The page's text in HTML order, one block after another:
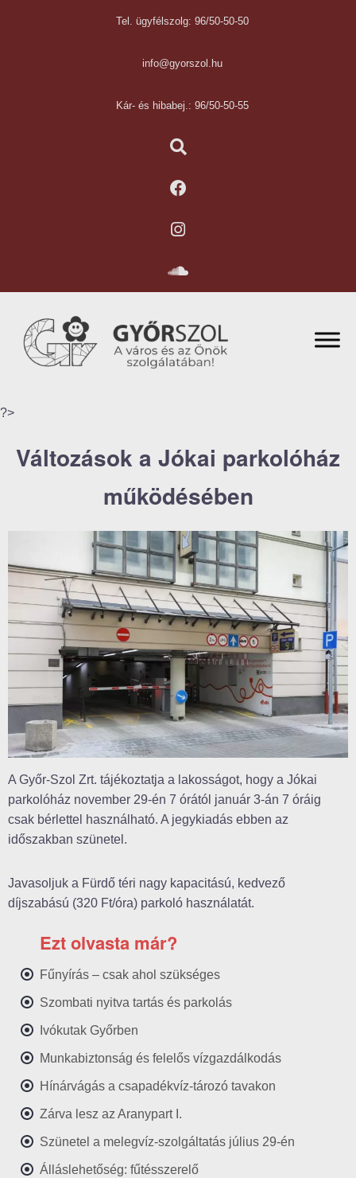
Tel. ügyfélszolg: 96/50-50-50
info@gyorszol.hu
Kár- és hibabej.: 96/50-50-55
?>
Változások a Jókai parkolóház
működésében
A Győr-Szol Zrt. tájékoztatja a lakosságot, hogy a Jókai
parkolóház november 29-én 7 órától január 3-án 7 óráig
csak bérlettel használható. A jegykiadás ebben az
időszakban szünetel.
Javasoljuk a Fürdő téri nagy kapacitású, kedvező
díjszabású (320 Ft/óra) parkoló használatát.
Ezt olvasta már?
Fűnyírás – csak ahol szükséges
Szombati nyitva tartás és parkolás
Ivókutak Győrben
Munkabiztonság és felelős vízgazdálkodás
Hínárvágás a csapadékvíz-tározó tavakon
Zárva lesz az Aranypart I.
Szünetel a melegvíz-szolgáltatás július 29-én
Álláslehetőség: fűtésszerelő